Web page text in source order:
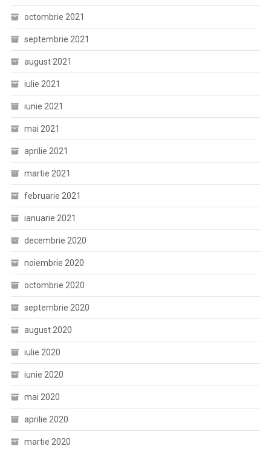
octombrie 2021
septembrie 2021
august 2021
iulie 2021
iunie 2021
mai 2021
aprilie 2021
martie 2021
februarie 2021
ianuarie 2021
decembrie 2020
noiembrie 2020
octombrie 2020
septembrie 2020
august 2020
iulie 2020
iunie 2020
mai 2020
aprilie 2020
martie 2020